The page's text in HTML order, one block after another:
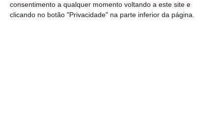
consentimento a qualquer momento voltando a este site e
clicando no botão "Privacidade" na parte inferior da página.
que arrenda há três anos.